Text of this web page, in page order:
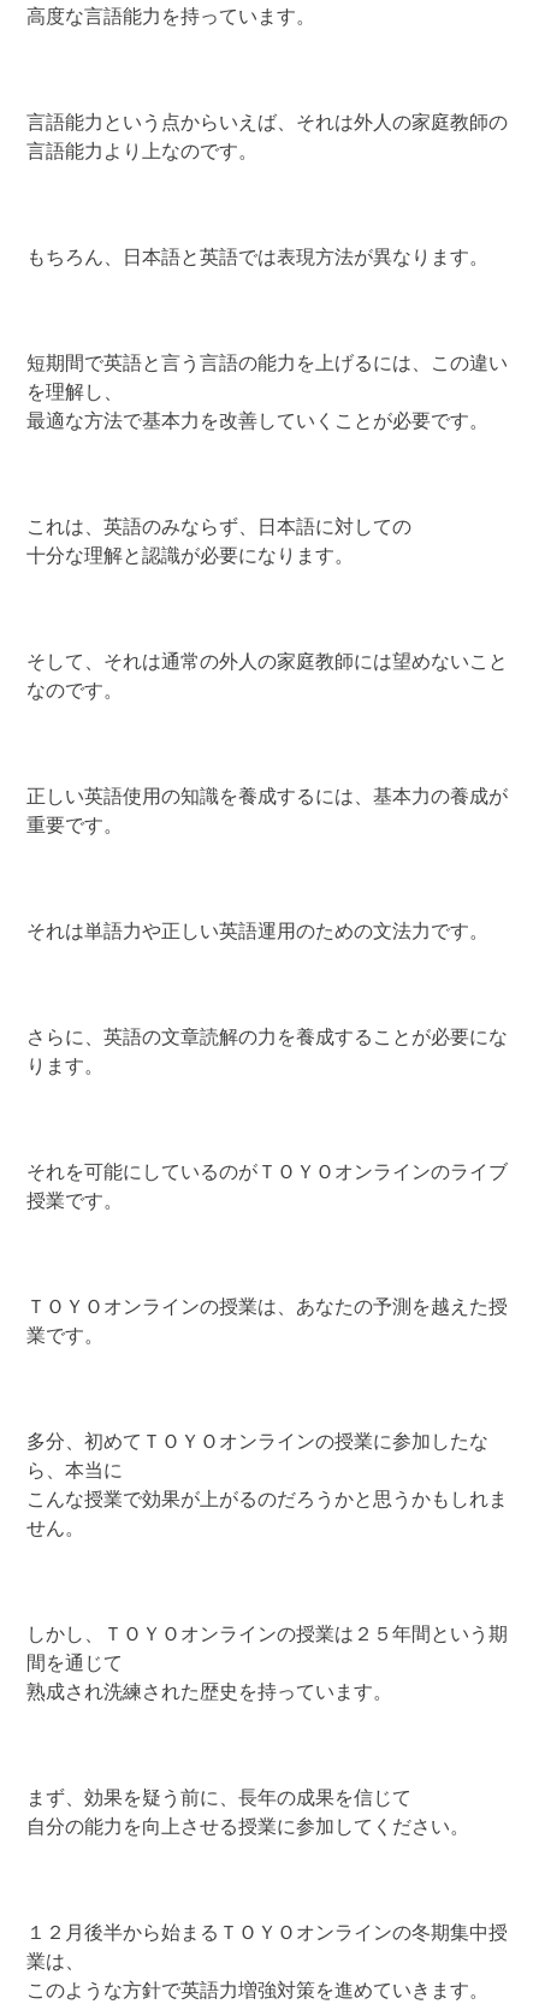
高度な言語能力を持っています。
言語能力という点からいえば、それは外人の家庭教師の
言語能力より上なのです。
もちろん、日本語と英語では表現方法が異なります。
短期間で英語と言う言語の能力を上げるには、この違い
を理解し、
最適な方法で基本力を改善していくことが必要です。
これは、英語のみならず、日本語に対しての
十分な理解と認識が必要になります。
そして、それは通常の外人の家庭教師には望めないこと
なのです。
正しい英語使用の知識を養成するには、基本力の養成が
重要です。
それは単語力や正しい英語運用のための文法力です。
さらに、英語の文章読解の力を養成することが必要にな
ります。
それを可能にしているのがＴＯＹＯオンラインのライブ
授業です。
ＴＯＹＯオンラインの授業は、あなたの予測を越えた授
業です。
多分、初めてＴＯＹＯオンラインの授業に参加したな
ら、本当に
こんな授業で効果が上がるのだろうかと思うかもしれま
せん。
しかし、ＴＯＹＯオンラインの授業は２５年間という期
間を通じて
熟成され洗練された歴史を持っています。
まず、効果を疑う前に、長年の成果を信じて
自分の能力を向上させる授業に参加してください。
１２月後半から始まるＴＯＹＯオンラインの冬期集中授
業は、
このような方針で英語力増強対策を進めていきます。